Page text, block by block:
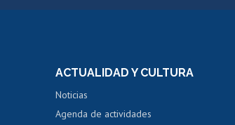
Portal de movilidad interna
Certificado de renta
Certificado de renta
ACTUALIDAD Y CULTURA
Noticias
Agenda de actividades